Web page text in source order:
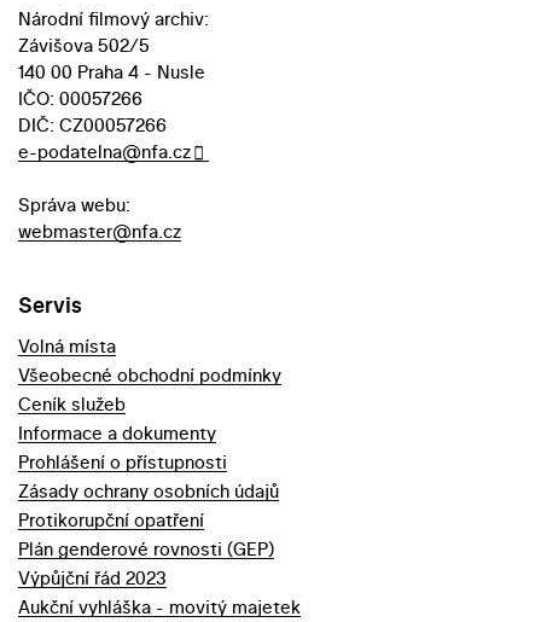
Národní filmový archiv:
Závišova 502/5
140 00 Praha 4 - Nusle
IČO: 00057266
DIČ: CZ00057266
e-podatelna@nfa.cz
Správa webu:
webmaster@nfa.cz
Servis
Volná místa
Všeobecné obchodní podmínky
Ceník služeb
Informace a dokumenty
Prohlášení o přístupnosti
Zásady ochrany osobních údajů
Protikorupční opatření
Plán genderové rovnosti (GEP)
Výpůjční řád 2023
Aukční vyhláška - movitý majetek